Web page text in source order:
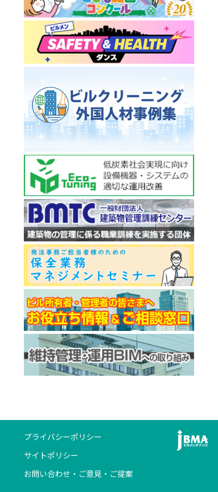
プライバシーポリシー
サイトポリシー
お問い合わせ・ご意見・ご提案